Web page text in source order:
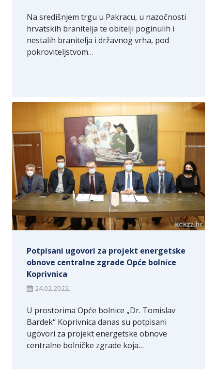
Na središnjem trgu u Pakracu, u nazočnosti
hrvatskih branitelja te obitelji poginulih i
nestalih branitelja i državnog vrha, pod
pokroviteljstvom…
Potpisani ugovori za projekt energetske
obnove centralne zgrade Opće bolnice
Koprivnica
24.02.2022.
U prostorima Opće bolnice „Dr. Tomislav
Bardek“ Koprivnica danas su potpisani
ugovori za projekt energetske obnove
centralne bolničke zgrade koja…